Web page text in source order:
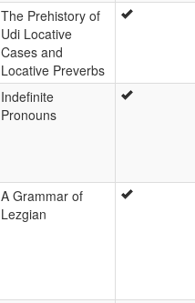
The Prehistory of
Udi Locative
Cases and
Locative Preverbs
Indefinite
Pronouns
A Grammar of
Lezgian